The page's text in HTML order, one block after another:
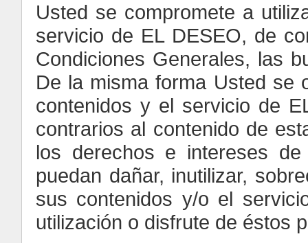
Usted se compromete a
servicio de EL DESEO, de
Condiciones Generales, las
De la misma forma Usted se
contenidos y el servicio de
contrarios al contenido de
los derechos e intereses
puedan dañar, inutilizar,
sus contenidos y/o el
utilización o disfrute de éstos